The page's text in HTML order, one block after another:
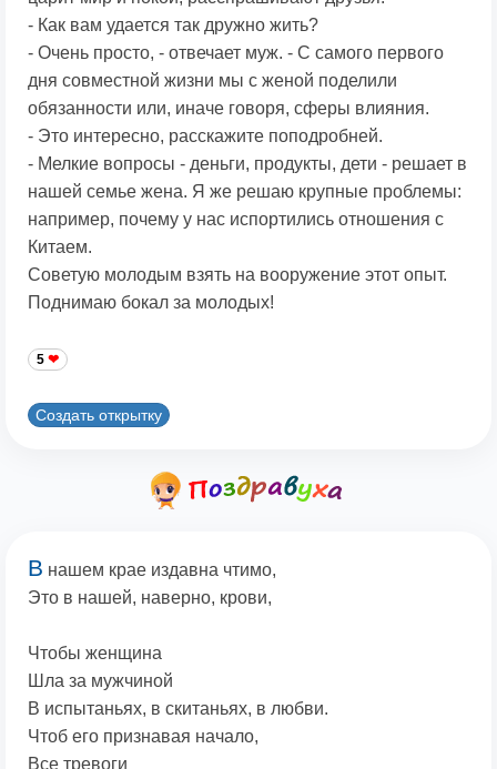
- Как вам удается так дружно жить?
- Очень просто, - отвечает муж. - С самого первого
дня совместной жизни мы с женой поделили
обязанности или, иначе говоря, сферы влияния.
- Это интересно, расскажите поподробней.
- Мелкие вопросы - деньги, продукты, дети - решает в
нашей семье жена. Я же решаю крупные проблемы:
например, почему у нас испортились отношения с
Китаем.
Советую молодым взять на вооружение этот опыт.
Поднимаю бокал за молодых!
5
Создать открытку
В нашем крае издавна чтимо,
Это в нашей, наверно, крови,
Чтобы женщина
Шла за мужчиной
В испытаньях, в скитаньях, в любви.
Чтоб его признавая начало,
Все тревоги